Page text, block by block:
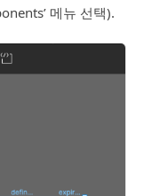
메뉴 선택).